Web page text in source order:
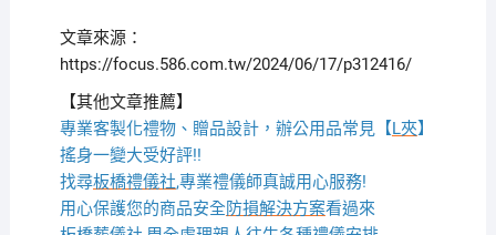
文章來源：
https://focus.586.com.tw/2024/06/17/p312416/
【其他文章推薦】
專業客製化禮物、贈品設計，辦公用品常見【L夾】
搖身一變大受好評!!
找尋板橋禮儀社,專業禮儀師真誠用心服務!
用心保護您的商品安全防損解決方案看過來